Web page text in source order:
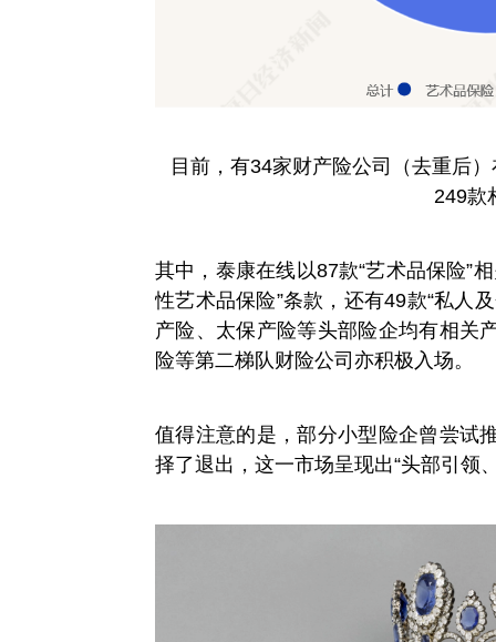
目前，有34家财产险公司（去重后
249款
其中，泰康在线以87款“艺术品保险”
性艺术品保险”条款，还有49款“私人
产险、太保产险等头部险企均有相关
险等第二梯队财险公司亦积极入场。
值得注意的是，部分小型险企曾尝试
择了退出，这一市场呈现出“头部引领